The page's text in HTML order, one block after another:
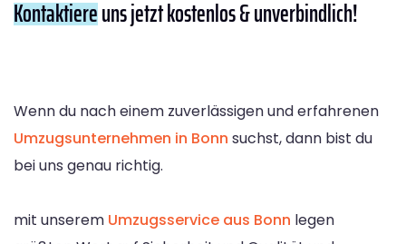
Kontaktiereuns jetzt kostenlos & unverbindlich!
Wenn du nach einem zuverlässigen und erfahrenen
Umzugsunternehmen in Bonn suchst, dann bist du
bei uns genau richtig.
mit unserem Umzugsservice aus Bonn legen